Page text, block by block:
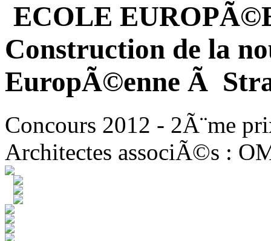
ECOLE
Construction de la
EuropÃ©enne Ã
Concours 2012 - 2Ã¨me
Architectes associÃ©s :